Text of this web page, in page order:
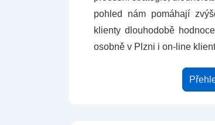
pohled nám pomáhají
klienty dlouhodobě
osobně v Plzni i on-line